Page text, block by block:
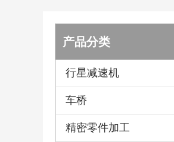
产品分类
行星减速机
车桥
精密零件加工